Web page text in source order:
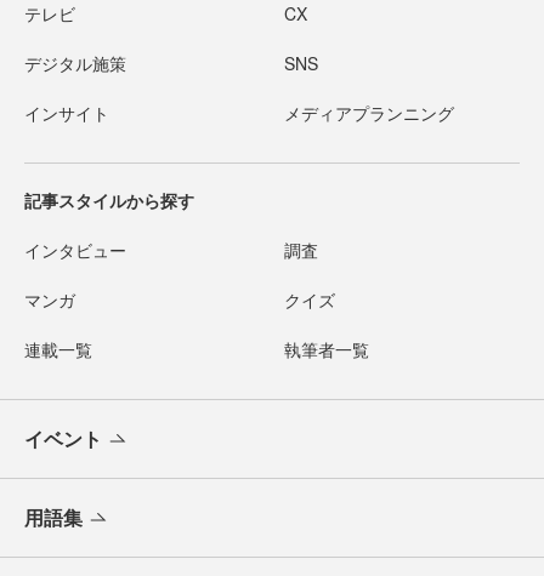
テレビ CX
デジタル施策 SNS
インサイト メディアプランニング
記事スタイルから探す
インタビュー 調査
マンガ クイズ
連載一覧 執筆者一覧
イベント
用語集